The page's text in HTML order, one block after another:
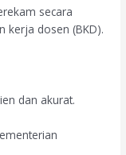
secara
kerja dosen (BKD).
dan akurat.